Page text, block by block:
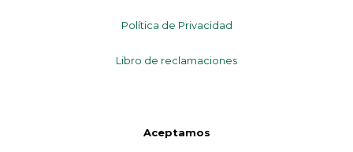
Política de Privacidad
Libro de reclamaciones
Aceptamos